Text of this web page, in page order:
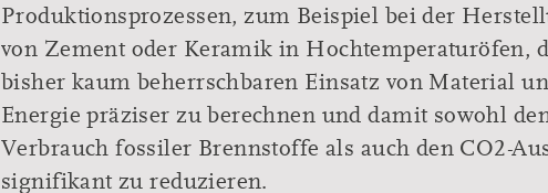
Produktionsprozessen, zum Beispiel bei der
von Zement oder Keramik in Hochtemperaturöfen,
bisher kaum beherrschbaren Einsatz von Material
Energie präziser zu berechnen und damit sowohl
Verbrauch fossiler Brennstoffe als auch den CO2-
signifikant zu reduzieren.